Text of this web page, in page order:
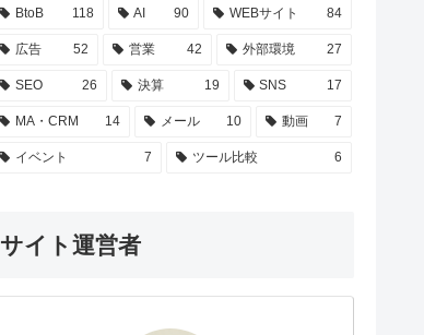
BtoB 118 AI 90 WEBサイト 84
広告 52 営業 42 外部環境 27
SEO 26 決算 19 SNS 17
MA・CRM 14 メール 10 動画 7
イベント 7 ツール比較 6
サイト運営者